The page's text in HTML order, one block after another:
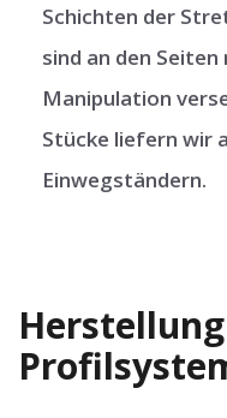
Schichten der
sind an den
Manipulation
Stücke liefern wir
Einwegständern.